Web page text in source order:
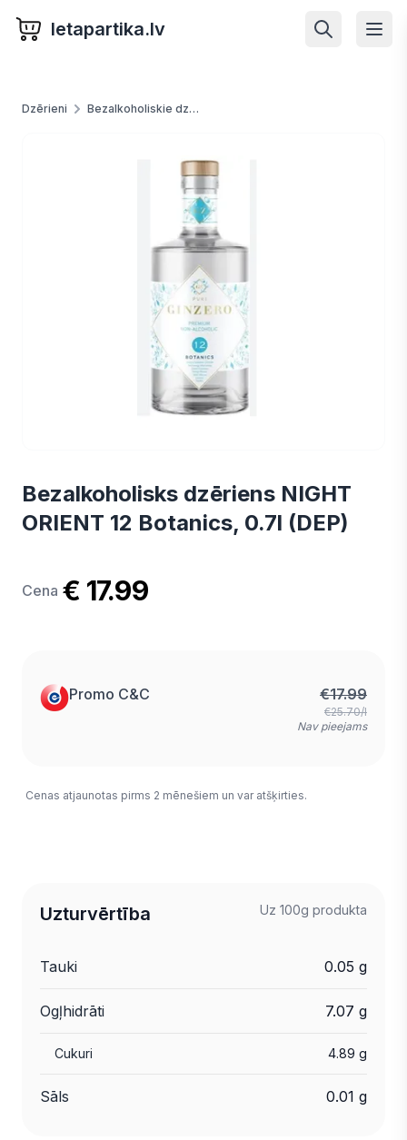
letapartika.lv
Dzērieni Bezalkoholiskie dzērieni
Bezalkoholisks dzēriens NIGHT
ORIENT 12 Botanics, 0.7l (DEP)
Cena € 17.99
Promo C&C €17.99
€25.70/l
Nav pieejams
Cenas atjaunotas pirms 2 mēnešiem un var atšķirties.
Uzturvērtība Uz 100g produkta
Tauki 0.05 g
Ogļhidrāti 7.07 g
Cukuri 4.89 g
Sāls 0.01 g